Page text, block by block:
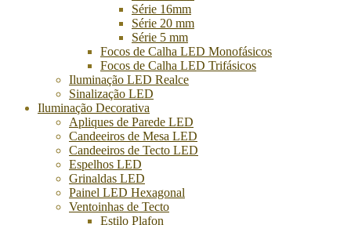
Série 16mm
Série 20 mm
Série 5 mm
Focos de Calha LED Monofásicos
Focos de Calha LED Trifásicos
Iluminação LED Realce
Sinalização LED
Iluminação Decorativa
Apliques de Parede LED
Candeeiros de Mesa LED
Candeeiros de Tecto LED
Espelhos LED
Grinaldas LED
Painel LED Hexagonal
Ventoinhas de Tecto
Estilo Plafon